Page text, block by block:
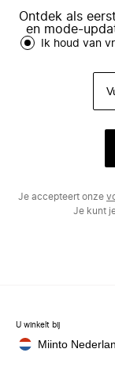
Ontdek als
en mode-
Ik houd van
Je accepteert onze
Je kunt
U winkelt bij
Miinto